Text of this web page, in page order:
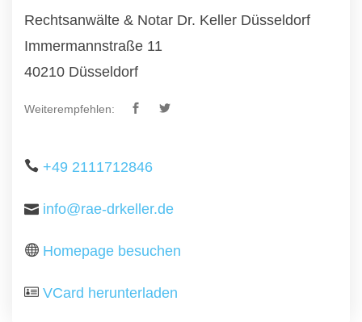
Rechtsanwälte & Notar Dr. Keller Düsseldorf
Immermannstraße 11
40210 Düsseldorf
Weiterempfehlen:
+49 2111712846
info@rae-drkeller.de
Homepage besuchen
VCard herunterladen